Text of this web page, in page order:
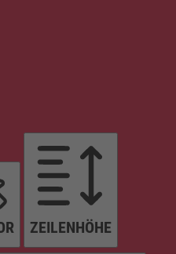
ZEILENHÖHE